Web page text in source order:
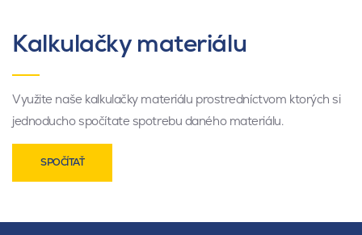
Kalkulačky materiálu
Využite naše kalkulačky materiálu prostredníctvom ktorých si
jednoducho spočítate spotrebu daného materiálu.
SPOČÍTAŤ